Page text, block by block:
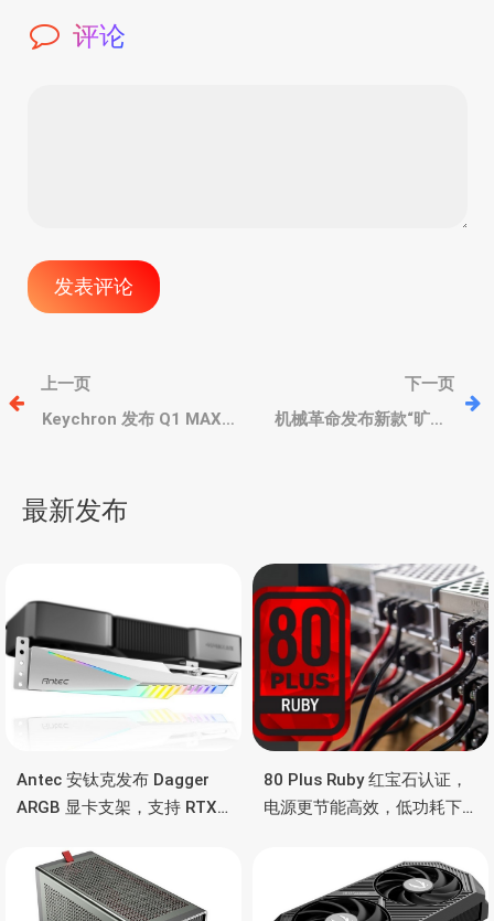
评论
文
章
航
上一页
Keychron 发布 Q1 MAX
下一页
机械革命发布新款“旷世”
最新发布
Antec 安钛克发布 Dagger
ARGB 显卡支架，支持 RTX
彩灯效
80 Plus Ruby 红宝石认证，
电源更节能高效，低功耗下